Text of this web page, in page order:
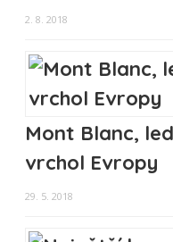
2. 8. 2018
Mont Blanc,
vrchol Evropy
29. 5. 2018